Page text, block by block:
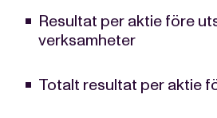
Resultat per aktie före
verksamheter
Totalt resultat per aktie